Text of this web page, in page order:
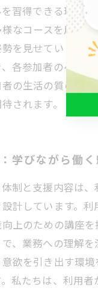
習得できる環境
なコースを用意
を見せています
各参加者のペー
の生活の質の向
されます。
学びながら働く
制と支援内容は
計しています。
上のための講座
、業務への理解
欲を引き出す環
私たちは、利用